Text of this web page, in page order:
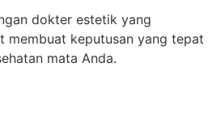
dokter estetik yang
membuat keputusan yang tepat
mata Anda.